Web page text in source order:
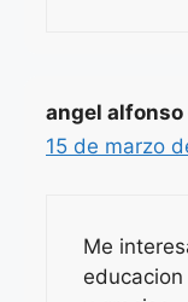
angel
15 de marzo
Me